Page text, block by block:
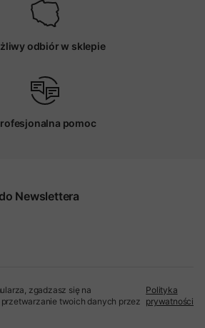
odbiór w sklepie
pomoc
Newslettera
zgadzasz się na
twoich danych przez
Polityka
prywatności